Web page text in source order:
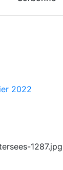
2022
1287.jpg